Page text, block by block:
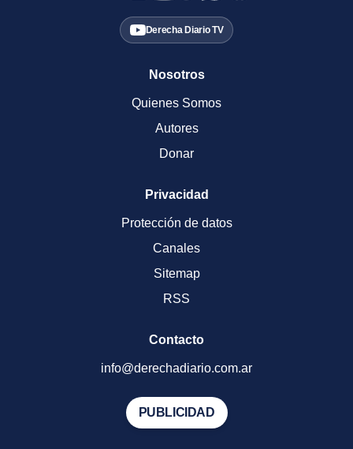
Derecha Diario TV
Nosotros
Quienes Somos
Autores
Donar
Privacidad
Protección de datos
Canales
Sitemap
RSS
Contacto
info@derechadiario.com.ar
PUBLICIDAD